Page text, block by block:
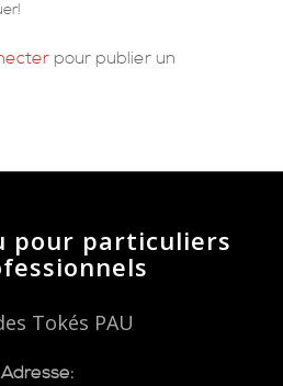
pour publier un
pour particuliers
Tokés PAU
Adresse: